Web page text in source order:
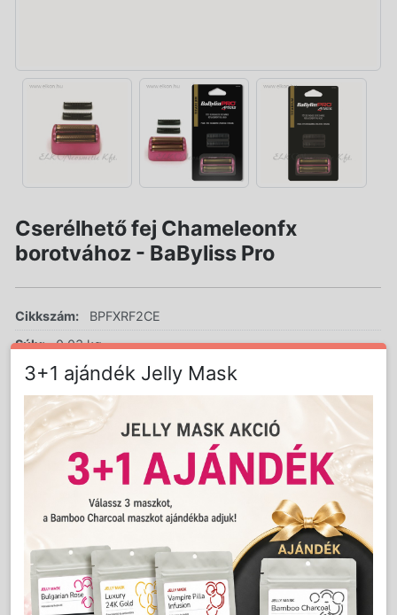
Cserélhető fej Chameleonfx
borotvához - BaByliss Pro
Cikkszám:
BPFXRF2CE
Súly:
0.03 kg
AKCIÓS ÁR!
LAKOSSÁGI ÁR (BRUTTÓ)
9 999 Ft 6 999 Ft
Akció vége: 2026-08-28
Jutalom: 140 pont
Kedvencnek jelöl
3+1 ajándék Jelly Mask